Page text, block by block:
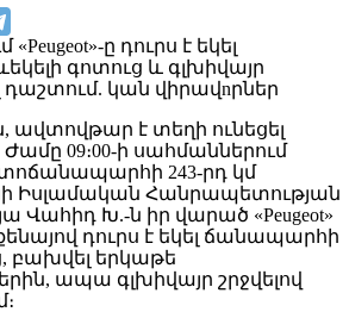
ավտովթար է տեղի ունեցել
Ժամը 09։00-ի սահմաններում
243-րդ կմ
Իսլամական Հանրապետության
Վահիդ Խ.-ն իր վարած «Peugeot»
դուրս է եկել ճանապարհի
բախվել երկաթե
ապա գլխիվայր շրջվելով